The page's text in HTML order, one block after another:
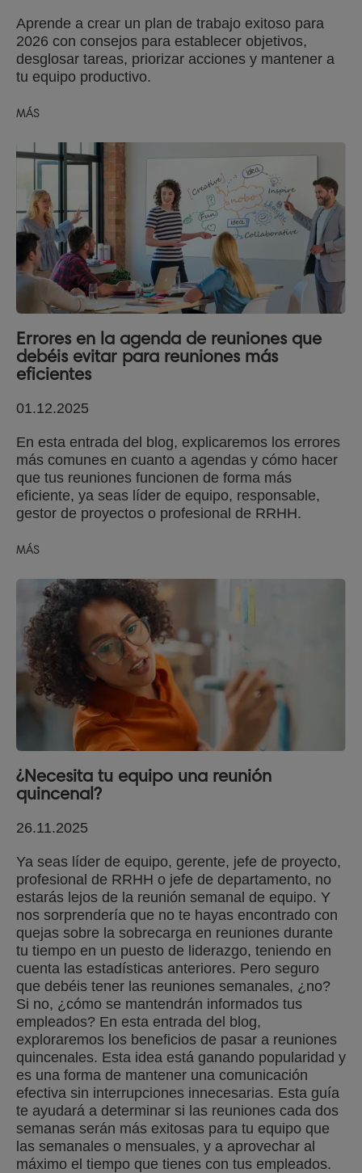
Aprende a crear un plan de trabajo exitoso para
2026 con consejos para establecer objetivos,
desglosar tareas, priorizar acciones y mantener a
tu equipo productivo.
MÁS
Errores en la agenda de reuniones que
debéis evitar para reuniones más
eficientes
01.12.2025
En esta entrada del blog, explicaremos los errores
más comunes en cuanto a agendas y cómo hacer
que tus reuniones funcionen de forma más
eficiente, ya seas líder de equipo, responsable,
gestor de proyectos o profesional de RRHH.
MÁS
¿Necesita tu equipo una reunión
quincenal?
26.11.2025
Ya seas líder de equipo, gerente, jefe de proyecto,
profesional de RRHH o jefe de departamento, no
estarás lejos de la reunión semanal de equipo. Y
nos sorprendería que no te hayas encontrado con
quejas sobre la sobrecarga en reuniones durante
tu tiempo en un puesto de liderazgo, teniendo en
cuenta las estadísticas anteriores. Pero seguro
que debéis tener las reuniones semanales, ¿no?
Si no, ¿cómo se mantendrán informados tus
empleados? En esta entrada del blog,
exploraremos los beneficios de pasar a reuniones
quincenales. Esta idea está ganando popularidad y
es una forma de mantener una comunicación
efectiva sin interrupciones innecesarias. Esta guía
te ayudará a determinar si las reuniones cada dos
semanas serán más exitosas para tu equipo que
las semanales o mensuales, y a aprovechar al
máximo el tiempo que tienes con tus empleados.